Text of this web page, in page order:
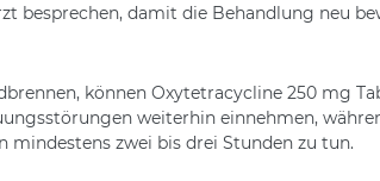
besprechen, damit die Behandlung neu
können Oxytetracycline 250 mg
weiterhin einnehmen,
zwei bis drei Stunden zu tun.